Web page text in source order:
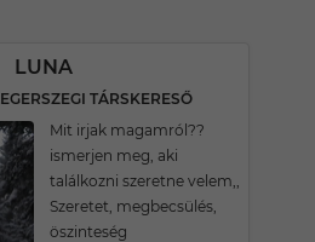
LUNA
TÁRSKERESŐ
Mit irjak magamról??
ismerjen meg, aki
találkozni szeretne velem,,
Szeretet, megbecsülés,
öszinteség